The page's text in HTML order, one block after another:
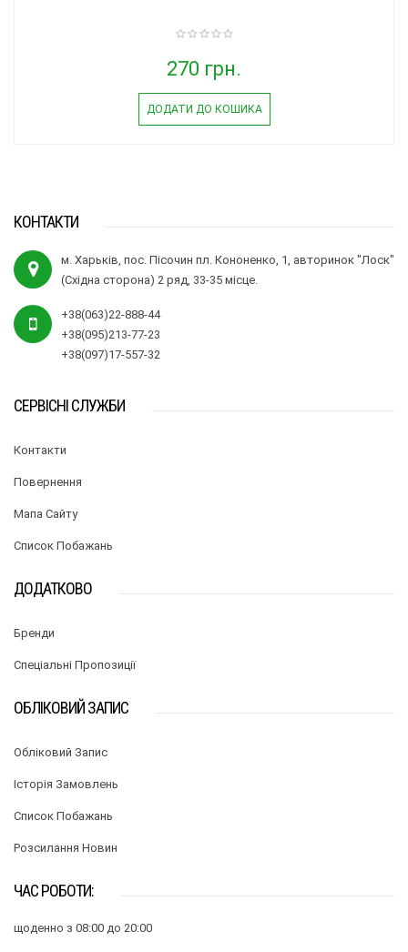
270 грн.
ДОДАТИ ДО КОШИКА
КОНТАКТИ
м. Харьків, пос. Пісочин пл. Кононенко, 1, авторинок "Лоск"
(Східна сторона) 2 ряд, 33-35 місце.
+38(063)22-888-44
+38(095)213-77-23
+38(097)17-557-32
СЕРВІСНІ СЛУЖБИ
Контакти
Повернення
Мапа Сайту
Список Побажань
ДОДАТКОВО
Бренди
Спеціальні Пропозиції
ОБЛІКОВИЙ ЗАПИС
Обліковий Запис
Історія Замовлень
Список Побажань
Розсилання Новин
ЧАС РОБОТИ:
щоденно з 08:00 до 20:00